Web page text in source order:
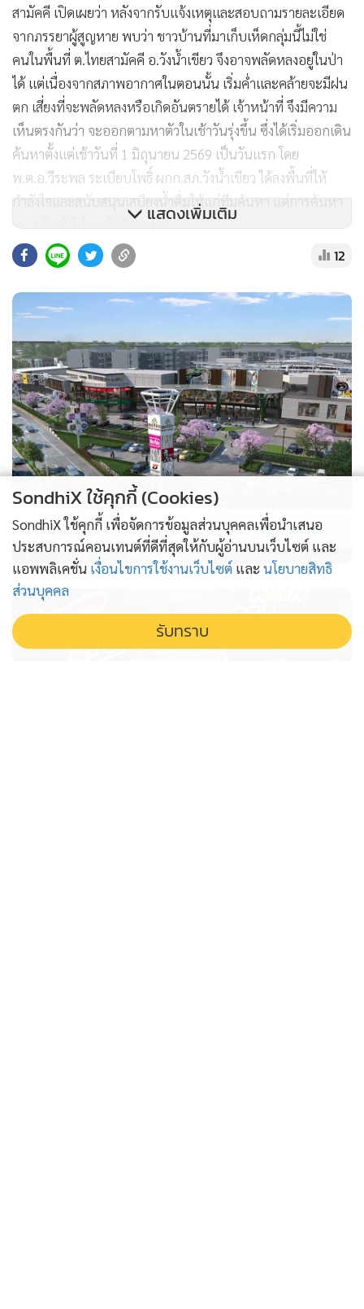
สามัคคี เปิดเผยว่า หลังจากรับแจ้งเหตุและสอบถามรายละเอียด
จากภรรยาผู้สูญหาย พบว่า ชาวบ้านที่มาเก็บเห็ดกลุ่มนี้ไม่ใช่
คนในพื้นที่ ต.ไทยสามัคคี อ.วังน้ำเขียว จึงอาจพลัดหลงอยู่ในป่า
ได้ แต่เนื่องจากสภาพอากาศในตอนนั้น เริ่มค่ำและคล้ายจะมีฝน
ตก เสี่ยงที่จะพลัดหลงหรือเกิดอันตรายได้ เจ้าหน้าที่ จึงมีความ
เห็นตรงกันว่า จะออกตามหาตัวในเช้าวันรุ่งขึ้น ซึ่งได้เริ่มออกเดิน
ค้นหาตั้งแต่เช้าวันที่ 1 มิถุนายน 2569 เป็นวันแรก โดย
พ.ต.อ.วีระพล ระเบียบโพธิ์ ผกก.สภ.วังน้ำเขียว ได้ลงพื้นที่ให้
กำลังใจและสนับสนุนเสบียงน้ำดื่มให้แก่ทีมค้นหา แต่การค้นหา
มา 2 วัน ยังไม่เจอตัวผู้สูญหาย
ในวันนี้จึงระดมกำลังฝ่ายปกครองฯ , ป่าไม้ , ส่วนราชการต่างๆ
และอาสากู้ภัย ช่วยกันออกเดินค้นหาเป็นวันที่ 3 โดยชุดเจ้า
หน้าที่ปฏิบัติการฯ ยังคงเร่งค้นหาอย่างต่อเนื่องทุกตารางนิ้ว
กระจายรัศมีเพิ่มเติม ปูพรมค้นหากันอย่างเต็มกำลัง เพื่อหาตัว
สูญหายให้เจอโดยเร็ว แต่ล่าสุด ยังไม่เจอตัวผู้สูญหาย ทั้งนี้ จะ
อัพเดตรายงานความคืบหน้าให้ทราบเป็นระยะ
แสดงเพิ่มเติม
12
PROPERTY PERFECT -the Lake
SondhiX ใช้คุกกี้ (Cookies)
SondhiX ใช้คุกกี้ เพื่อจัดการข้อมูลส่วนบุคคลเพื่อนำเสนอ
ประสบการณ์คอนเทนต์ที่ดีที่สุดให้กับผู้อ่านบนเว็บไซต์ และ
แอพพลิเคชั่น เงื่อนไขการใช้งานเว็บไซต์ และ นโยบายสิทธิ
ส่วนบุคคล
รับทราบ